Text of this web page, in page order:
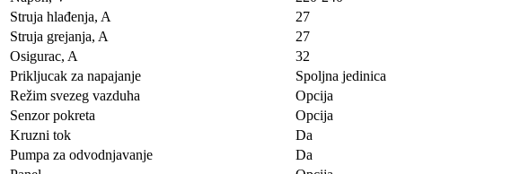
Struja hlađenja, A
27
Struja grejanja, A
27
Osigurac, A
32
Prikljucak za napajanje
Spoljna jedinica
Režim svezeg vazduha
Opcija
Senzor pokreta
Opcija
Kruzni tok
Da
Pumpa za odvodnjavanje
Da